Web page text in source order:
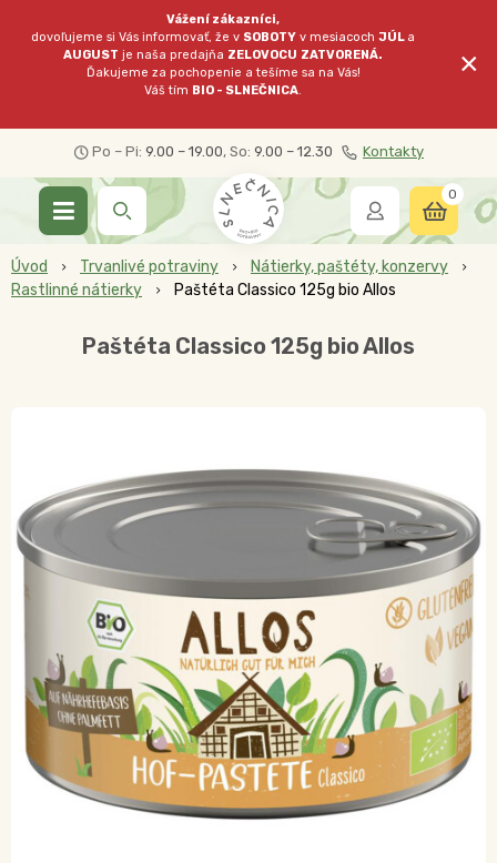
Vážení zákazníci,
dovoľujeme si Vás informovať, že v SOBOTY v mesiacochJÚL a
AUGUST je naša predajňa ZELOVOCU ZATVORENÁ.
Ďakujeme za pochopenie a tešíme sa na Vás!
Váš tím BIO - SLNEČNICA.
×
Po – Pi: 9.00 – 19.00, So: 9.00 – 12.30 Kontakty
0
Úvod Trvanlivé potraviny
Nátierky, paštéty, konzervy
Rastlinné nátierky
Paštéta Classico 125g bio Allos
Paštéta Classico 125g bio Allos